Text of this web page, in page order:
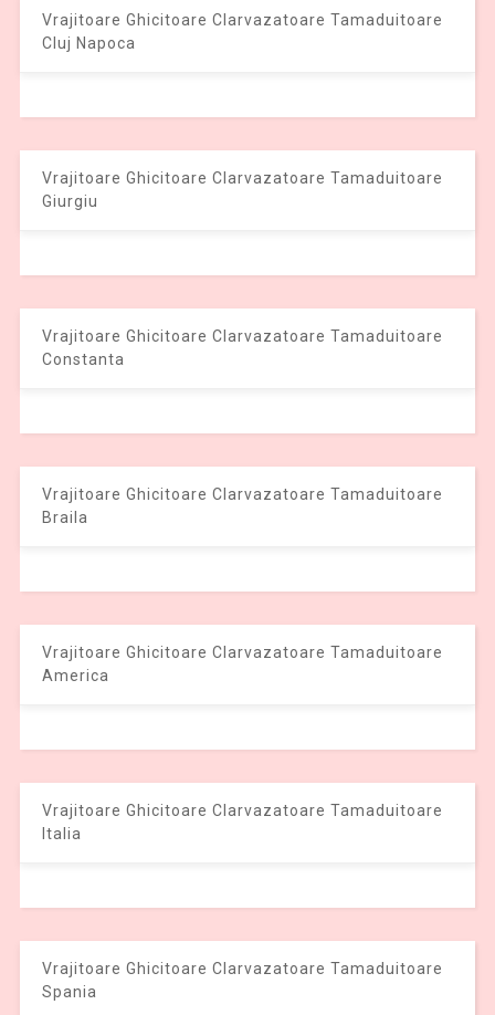
Vrajitoare Ghicitoare Clarvazatoare Tamaduitoare
Cluj Napoca
Vrajitoare Ghicitoare Clarvazatoare Tamaduitoare
Giurgiu
Vrajitoare Ghicitoare Clarvazatoare Tamaduitoare
Constanta
Vrajitoare Ghicitoare Clarvazatoare Tamaduitoare
Braila
Vrajitoare Ghicitoare Clarvazatoare Tamaduitoare
America
Vrajitoare Ghicitoare Clarvazatoare Tamaduitoare
Italia
Vrajitoare Ghicitoare Clarvazatoare Tamaduitoare
Spania